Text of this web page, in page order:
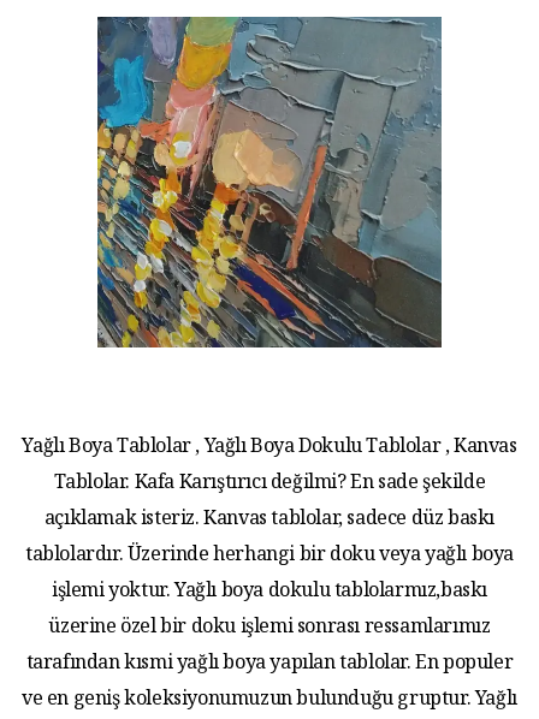
Yağlı Boya Tablolar , Yağlı Boya Dokulu Tablolar , Kanvas
Tablolar. Kafa Karıştırıcı değilmi? En sade şekilde
açıklamak isteriz. Kanvas tablolar, sadece düz baskı
tablolardır. Üzerinde herhangi bir doku veya yağlı boya
işlemi yoktur. Yağlı boya dokulu tablolarmız,baskı
üzerine özel bir doku işlemi sonrası ressamlarımız
tarafından kısmi yağlı boya yapılan tablolar. En populer
ve en geniş koleksiyonumuzun bulunduğu gruptur. Yağlı